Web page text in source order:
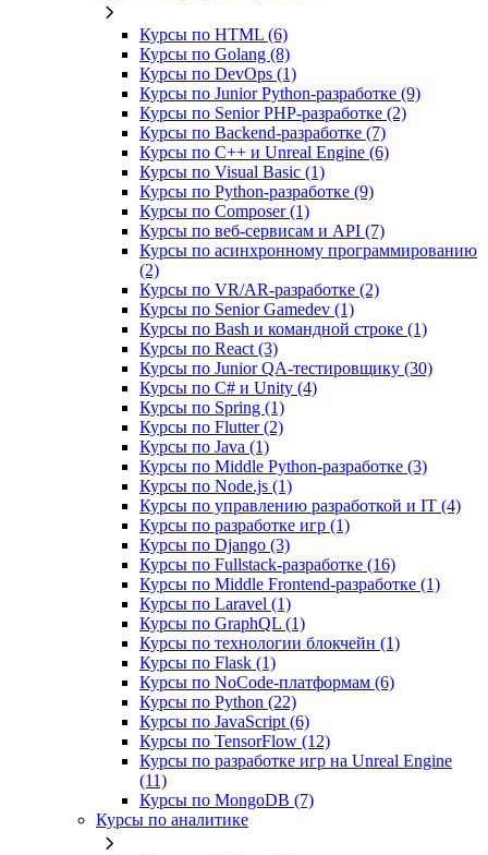
Курсы по HTML (6)
Курсы по Golang (8)
Курсы по DevOps (1)
Курсы по Junior Python-разработке (9)
Курсы по Senior PHP-разработке (2)
Курсы по Backend‑разработке (7)
Курсы по C++ и Unreal Engine (6)
Курсы по Visual Basic (1)
Курсы по Python-разработке (9)
Курсы по Composer (1)
Курсы по веб‑сервисам и API (7)
Курсы по асинхронному программированию
(2)
Курсы по VR/AR‑разработке (2)
Курсы по Senior Gamedev (1)
Курсы по Bash и командной строке (1)
Курсы по React (3)
Курсы по Junior QA-тестировщику (30)
Курсы по C# и Unity (4)
Курсы по Spring (1)
Курсы по Flutter (2)
Курсы по Java (1)
Курсы по Middle Python-разработке (3)
Курсы по Node.js (1)
Курсы по управлению разработкой и IT (4)
Курсы по разработке игр (1)
Курсы по Django (3)
Курсы по Fullstack‑разработке (16)
Курсы по Middle Frontend-разработке (1)
Курсы по Laravel (1)
Курсы по GraphQL (1)
Курсы по технологии блокчейн (1)
Курсы по Flask (1)
Курсы по NoCode‑платформам (6)
Курсы по Python (22)
Курсы по JavaScript (6)
Курсы по TensorFlow (12)
Курсы по разработке игр на Unreal Engine
(11)
Курсы по MongoDB (7)
Курсы по аналитике